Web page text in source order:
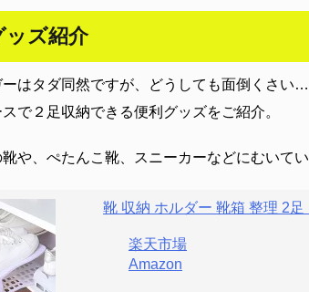
ッズ紹介
はタダ同然ですが、どうしても面倒くさい
で２足収納できる便利グッズをご紹介。
や、ぺたんこ靴、スニーカーなどにむいてい
靴 収納 ホルダー 靴箱 整理 2
楽天市場
Amazon